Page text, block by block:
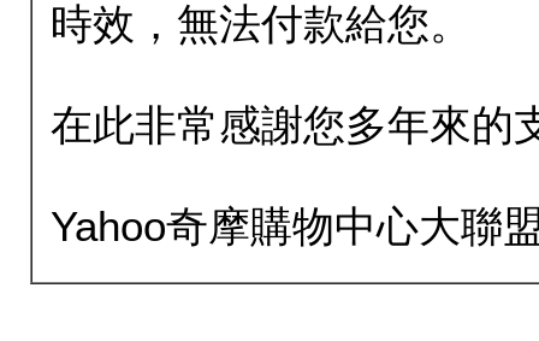
時效，無法付款給您。
在此非常感謝您多年來的
Yahoo奇摩購物中心大